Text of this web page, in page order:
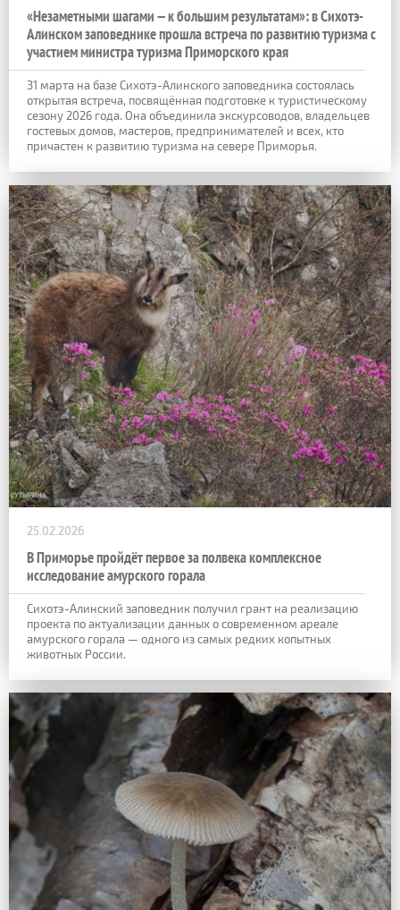
«Незаметными шагами — к большим результатам»: в Сихотэ-
Алинском заповеднике прошла встреча по развитию туризма с
участием министра туризма Приморского края
31 марта на базе Сихотэ-Алинского заповедника состоялась
открытая встреча, посвящённая подготовке к туристическому
сезону 2026 года. Она объединила экскурсоводов, владельцев
гостевых домов, мастеров, предпринимателей и всех, кто
причастен к развитию туризма на севере Приморья.
25.02.2026
В Приморье пройдёт первое за полвека комплексное
исследование амурского горала
Сихотэ-Алинский заповедник получил грант на реализацию
проекта по актуализации данных о современном ареале
амурского горала — одного из самых редких копытных
животных России.